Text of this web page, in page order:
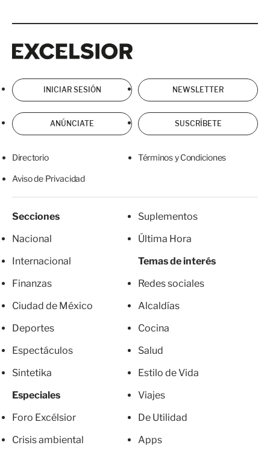
INICIAR SESIÓN NEWSLETTER
ANÚNCIATE SUSCRÍBETE
Directorio Términos y Condiciones
Aviso de Privacidad
Secciones
Nacional
Internacional
Finanzas
Ciudad de México
Deportes
Espectáculos
Sintetika
Especiales
Foro Excélsior
Crisis ambiental
Suplementos
Última Hora
Temas de interés
Redes sociales
Alcaldías
Cocina
Salud
Estilo de Vida
Viajes
De Utilidad
Apps